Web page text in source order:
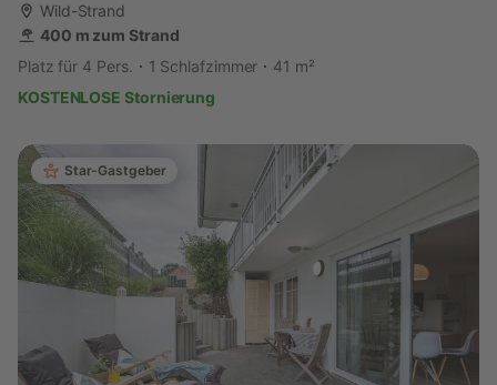
Wild-Strand
400 m zum Strand
Platz für 4 Pers.
1 Schlafzimmer
41 m²
KOSTENLOSE Stornierung
Star-Gastgeber